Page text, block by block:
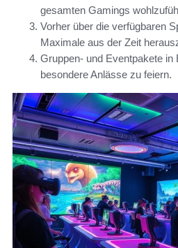
gesamten Gamings
Vorher über die verfügbaren
Maximale aus der Zeit
Gruppen- und Eventpakete in
besondere Anlässe zu feiern.